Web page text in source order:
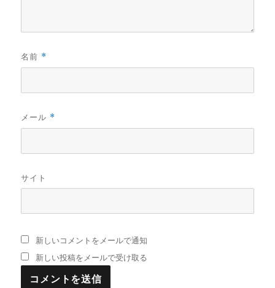
名前 *
メール *
サイト
新しいコメントをメールで通知
新しい投稿をメールで受け取る